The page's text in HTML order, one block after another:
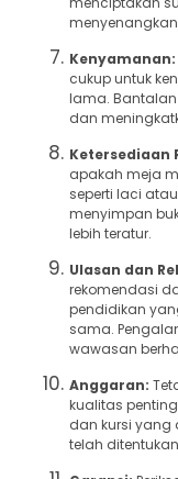
Kenyamanan:
cukup untuk
lama.
dan
Ketersediaan
apakah meja
seperti laci
menyimpan
lebih teratur.
Ulasan dan
rekomendasi
pendidikan
sama.
wawasan
Anggaran:
kualitas
dan kursi
telah